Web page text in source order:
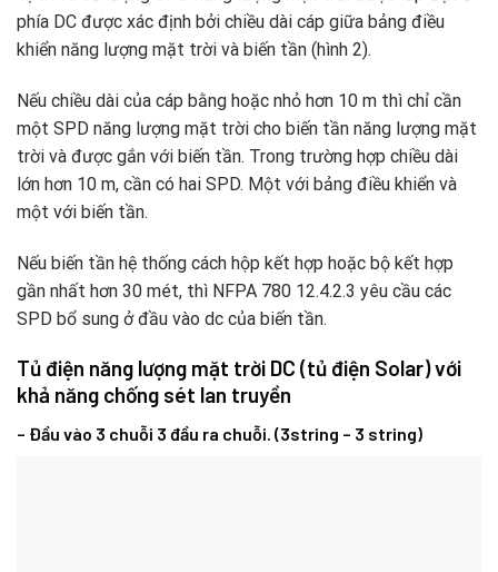
phía DC được xác định bởi chiều dài cáp giữa bảng điều
khiển năng lượng mặt trời và biến tần (hình 2).
Nếu chiều dài của cáp bằng hoặc nhỏ hơn 10 m thì chỉ cần
một SPD năng lượng mặt trời cho biến tần năng lượng mặt
trời và được gắn với biến tần. Trong trường hợp chiều dài
lớn hơn 10 m, cần có hai SPD. Một với bảng điều khiển và
một với biến tần.
Nếu biến tần hệ thống cách hộp kết hợp hoặc bộ kết hợp
gần nhất hơn 30 mét, thì NFPA 780 12.4.2.3 yêu cầu các
SPD bổ sung ở đầu vào dc của biến tần.
Tủ điện năng lượng mặt trời DC (tủ điện Solar) với
khả năng chống sét lan truyền
– Đầu vào 3 chuỗi 3 đầu ra chuỗi. (3string – 3 string)